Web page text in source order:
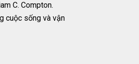
C. Compton.
cuộc sống và vận